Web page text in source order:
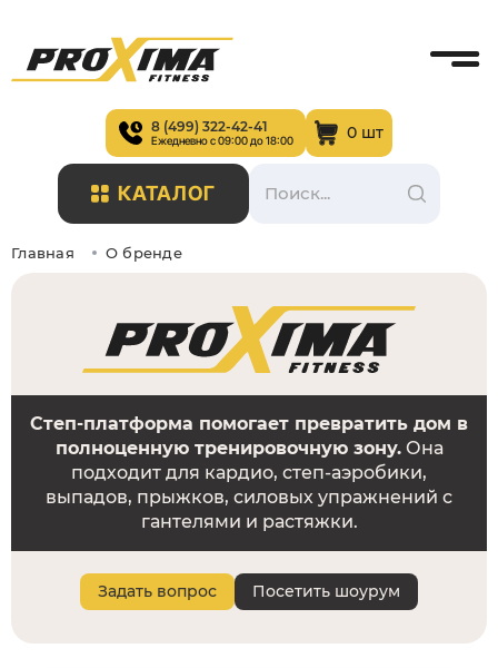
8 (499) 322-42-41
Ежедневно с 09:00 до 18:00 0 шт
КАТАЛОГ
Главная О бренде
Степ-платформа помогает превратить дом в
полноценную тренировочную зону.Она
подходит для кардио, степ-аэробики,
выпадов, прыжков, силовых упражнений с
гантелями и растяжки.
Задать вопрос Посетить шоурум